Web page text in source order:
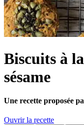
Biscuits à
sésame
Une recette proposée
Ouvrir la recette